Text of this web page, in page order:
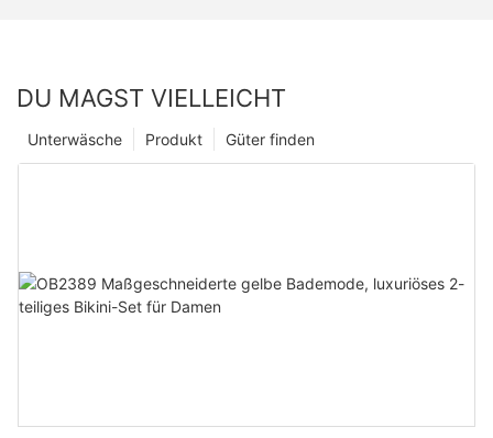
DU MAGST VIELLEICHT
Güter finden
Produkt
Unterwäsche